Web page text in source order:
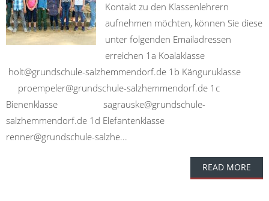
Kontakt zu den Klassenlehrern
aufnehmen möchten, können Sie diese
unter folgenden Emailadressen
erreichen 1a Koalaklasse
holt@grundschule-salzhemmendorf.de 1b Känguruklasse
proempeler@grundschule-salzhemmendorf.de 1c
Bienenklasse sagrauske@grundschule-
salzhemmendorf.de 1d Elefantenklasse
renner@grundschule-salzhe...
READ MORE